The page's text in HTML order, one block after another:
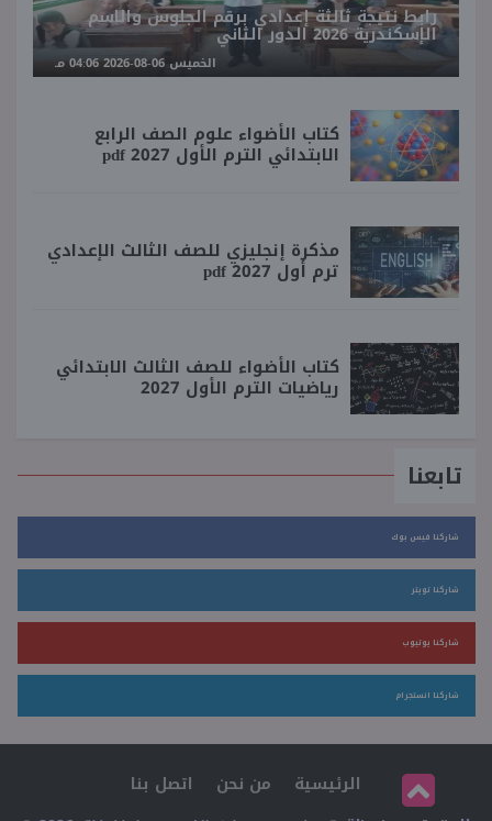
رابط نتيجة ثالثة إعدادي برقم الجلوس والاسم
الإسكندرية 2026 الدور الثاني
الخميس 06-08-2026 04:06 مـ
كتاب الأضواء علوم الصف الرابع
الابتدائي الترم الأول 2027 pdf
مذكرة إنجليزي للصف الثالث الإعدادي
ترم أول 2027 pdf
كتاب الأضواء للصف الثالث الابتدائي
رياضيات الترم الأول 2027
تابعنا
شاركنا فيس بوك
شاركنا تويتر
شاركنا يوتيوب
شاركنا انستجرام
الرئيسية من نحن
اتصل بنا